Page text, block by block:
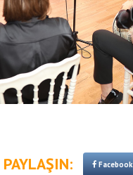
PAYLAŞIN: Facebook